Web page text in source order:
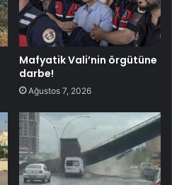
Mafyatik Vali’nin örgütüne
darbe!
Ağustos 7, 2026